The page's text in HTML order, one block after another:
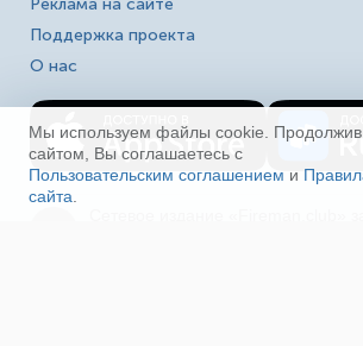
Реклама на сайте
Поддержка проекта
О нас
Мы используем файлы cookie. Продолжив
сайтом, Вы соглашаетесь с
Пользовательским соглашением и
сайта